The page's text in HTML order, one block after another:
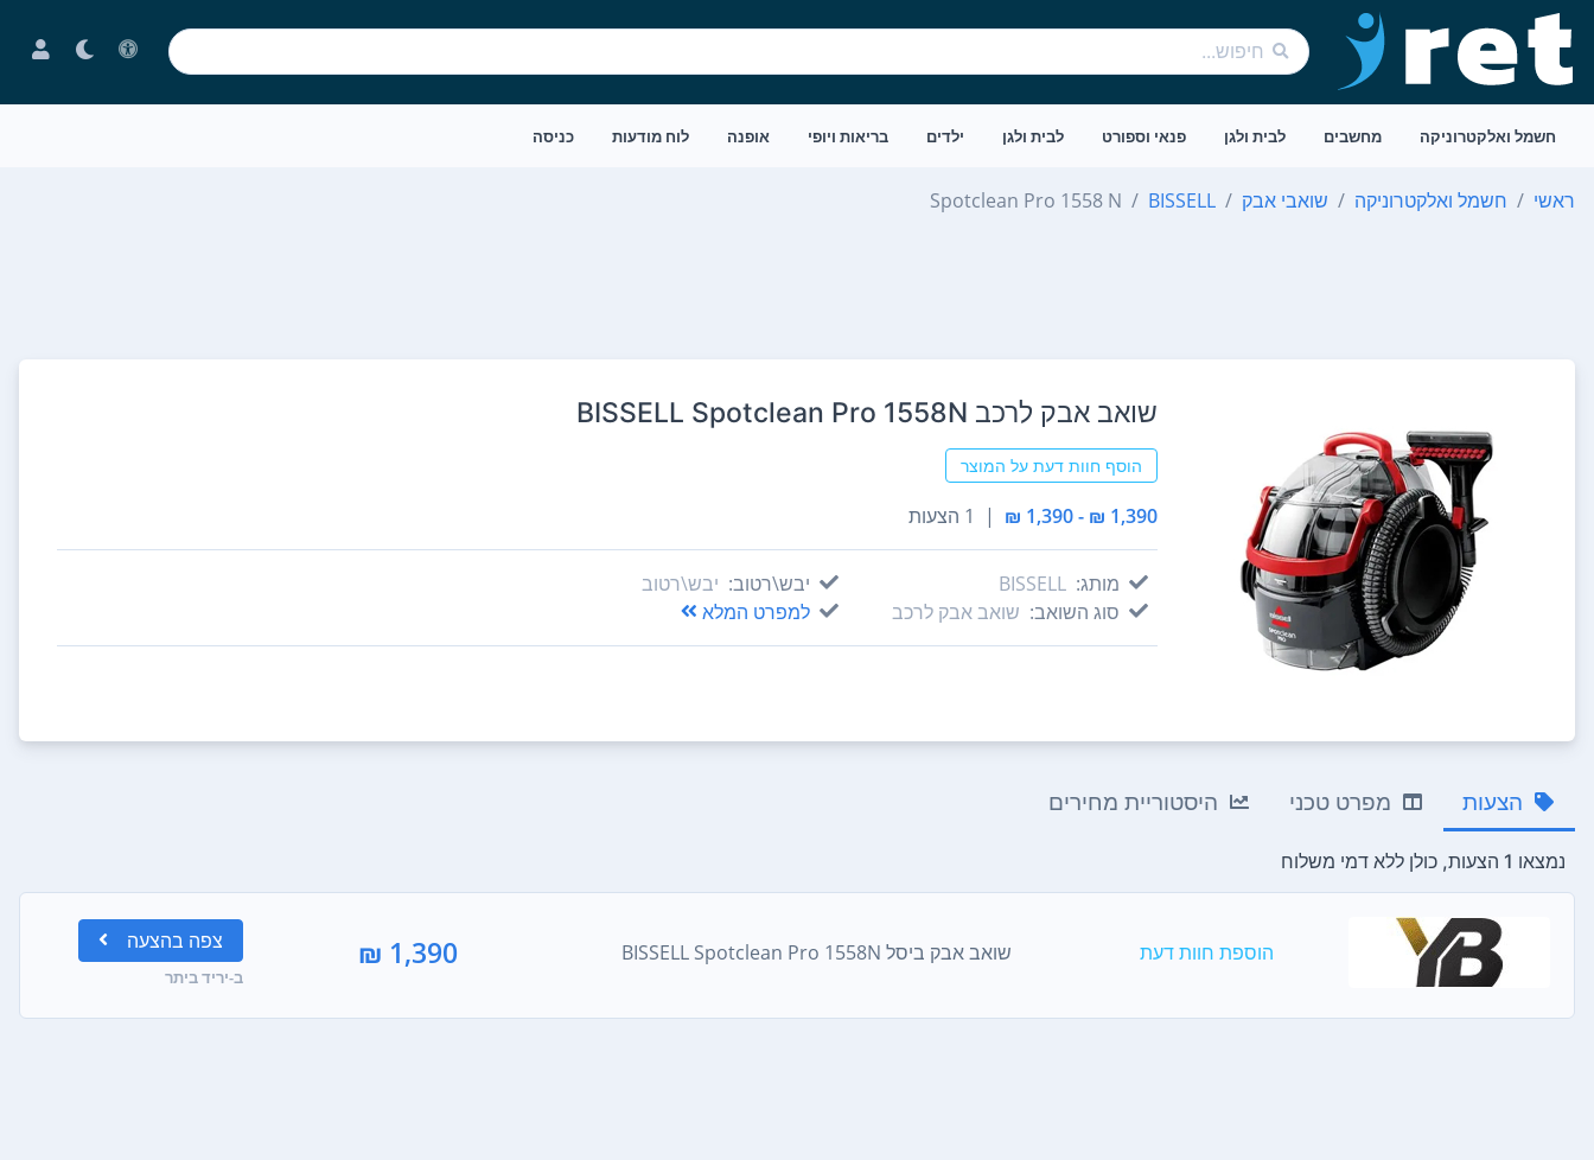
חשמל ואלקטרוניקה מחשבים לבית ולגן פנאי וספורט לבית ולגן ילדים בריאות ויופי אופנה לוח מודעות כניסה
ראשי חשמל ואלקטרוניקה שואבי אבק BISSELL
Spotclean Pro 1558 N
‏שואב אבק לרכב BISSELL Spotclean Pro 1558N
הוסף חוות דעת על המוצר
1,390 ₪ - 1,390 ₪
| 1 הצעות
מותג: BISSELL
סוג השואב: שואב אבק לרכב
יבש\רטוב: יבש\רטוב
למפרט המלא
הצעות מפרט טכני היסטוריית מחירים
נמצאו 1 הצעות, כולן ללא דמי משלוח
הוספת חוות דעת שואב אבק ביסל BISSELL Spotclean Pro 1558N 1,390 ₪ צפה בהצעה
ב-יריד ביתר